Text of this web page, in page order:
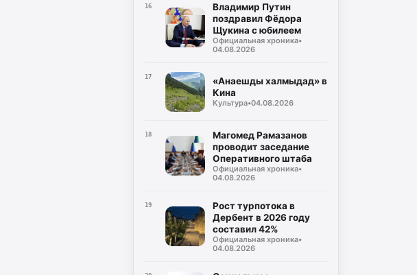
16
Владимир Путин
поздравил Фёдора
Щукина с юбилеем
Официальная хроника•
04.08.2026
17
«Анаешды халмыдад» в
Кина
Культура•04.08.2026
18
Магомед Рамазанов
проводит заседание
Оперативного штаба
Официальная хроника•
04.08.2026
19
Рост турпотока в
Дербент в 2026 году
составил 42%
Официальная хроника•
04.08.2026